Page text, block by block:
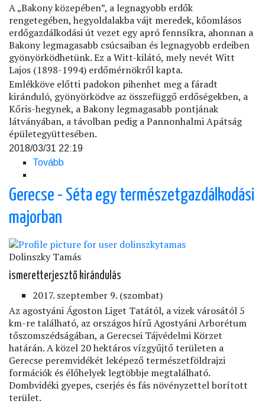
A „Bakony közepében”, a legnagyobb erdők
rengetegében, hegyoldalakba vájt meredek, kőomlásos
erdőgazdálkodási út vezet egy apró fennsíkra, ahonnan a
Bakony legmagasabb csúcsaiban és legnagyobb erdeiben
gyönyörködhetünk. Ez a Witt-kilátó, mely nevét Witt
Lajos (1898-1994) erdőmérnökről kapta.
Emlékköve előtti padokon pihenhet meg a fáradt
kiránduló, gyönyörködve az összefüggő erdőségekben, a
Kőris-hegynek, a Bakony legmagasabb pontjának
látványában, a távolban pedig a Pannonhalmi Apátság
épületegyüttesében.
2018/03/31 22:19
Tovább
Bakonybélen)
Gerecse - Séta egy természetgazdálkodási
majorban
Dolinszky Tamás
ismeretterjesztő kirándulás
2017. szeptember 9. (szombat)
Az agostyáni Ágoston Liget Tatától, a vizek városától 5
km-re található, az országos hírű Agostyáni Arborétum
tőszomszédságában, a Gerecsei Tájvédelmi Körzet
határán. A közel 20 hektáros vízgyűjtő területen a
Gerecse peremvidékét leképező természetföldrajzi
formációk és élőhelyek legtöbbje megtalálható.
Dombvidéki gyepes, cserjés és fás növényzettel borított
terület.